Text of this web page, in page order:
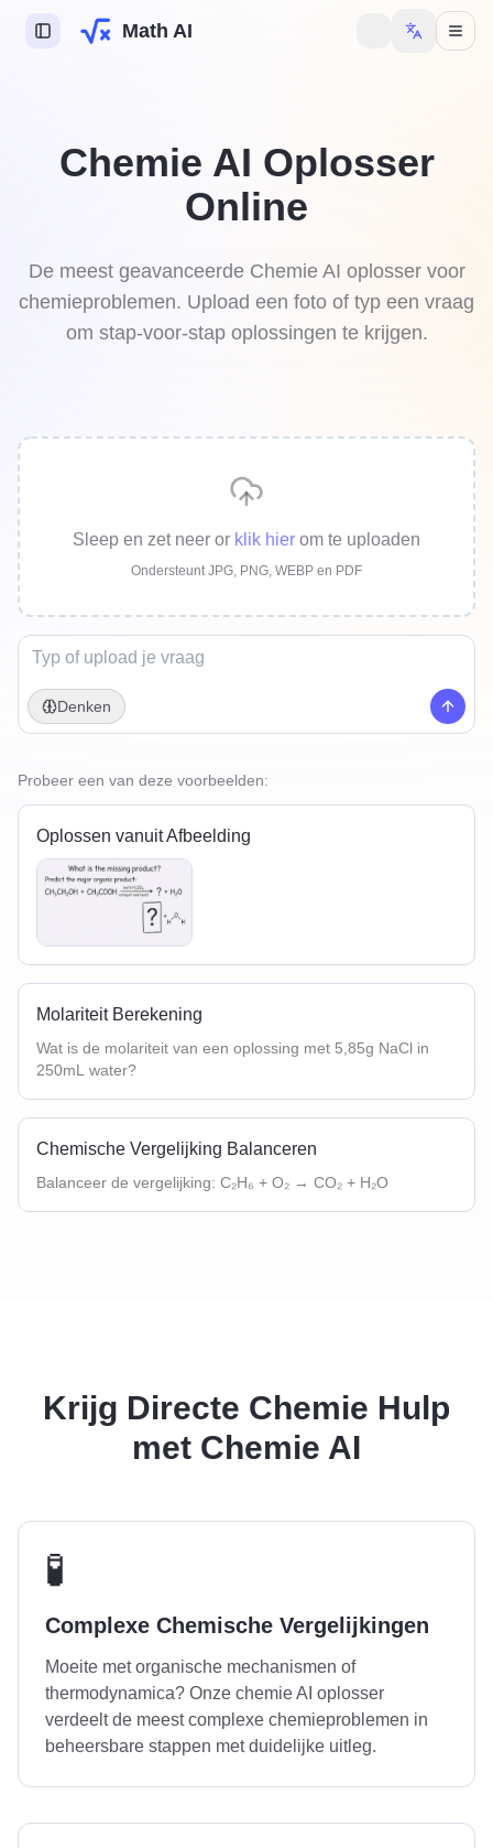
Math AI
Chemie AI Oplosser
Online
De meest geavanceerde Chemie AI oplosser voor
chemieproblemen. Upload een foto of typ een vraag
om stap-voor-stap oplossingen te krijgen.
Sleep en zet neer or klik hier om te uploaden
Ondersteunt JPG, PNG, WEBP en PDF
Denken
Probeer een van deze voorbeelden:
Oplossen vanuit Afbeelding
Molariteit Berekening
Wat is de molariteit van een oplossing met 5,85g NaCl in
250mL water?
Chemische Vergelijking Balanceren
Balanceer de vergelijking: C₂H₆ + O₂ → CO₂ + H₂O
Krijg Directe Chemie Hulp
met Chemie AI
🧪
Complexe Chemische Vergelijkingen
Moeite met organische mechanismen of
thermodynamica? Onze chemie AI oplosser
verdeelt de meest complexe chemieproblemen in
beheersbare stappen met duidelijke uitleg.